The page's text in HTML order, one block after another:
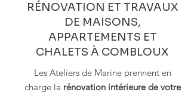
RÉNOVATION ET TRAVAUX
DE MAISONS,
APPARTEMENTS ET
CHALETS À COMBLOUX
Les Ateliers de Marine prennent en
charge la rénovation intérieure de votre